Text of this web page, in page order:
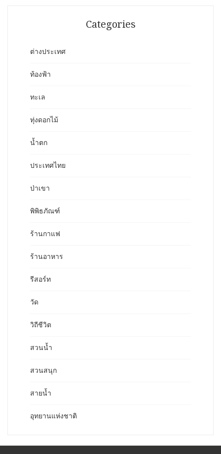
Categories
ต่างประเทศ
ท้องฟ้า
ทะเล
ทุ่งดอกไม้
น้ำตก
ประเทศไทย
ป่าเขา
พิพิธภัณฑ์
ร้านกาแฟ
ร้านอาหาร
รีสอร์ท
วัด
วิถีชีวิต
สวนน้ำ
สวนสนุก
สายน้ำ
อุทยานแห่งชาติ